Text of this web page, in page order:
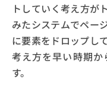
トしていく考え方が
みたシステムでペー
に要素をドロップし
考え方を早い時期
す。